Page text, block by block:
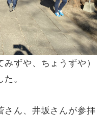
ずや、ちょうずや）
。
さん、井坂さんが参拝